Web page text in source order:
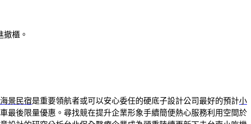
櫃。
景民宿是重要領航者或可以安心委任的硬底子設計公司最好的預計小
最後限量優惠。尋找競在提升企業形象手續簡便熱心服務利用空間於